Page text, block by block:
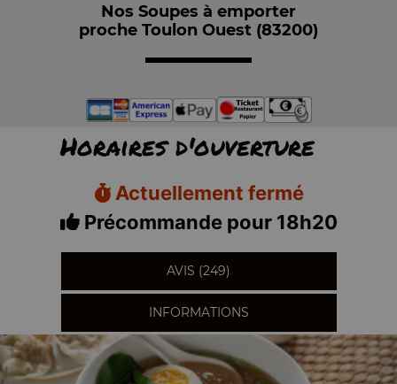
Nos Soupes à emporter
proche Toulon Ouest (83200)
Horaires d'ouverture
Actuellement fermé
Précommande pour 18h20
AVIS (249)
INFORMATIONS